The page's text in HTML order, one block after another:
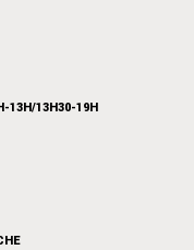
13H/13H30-19H